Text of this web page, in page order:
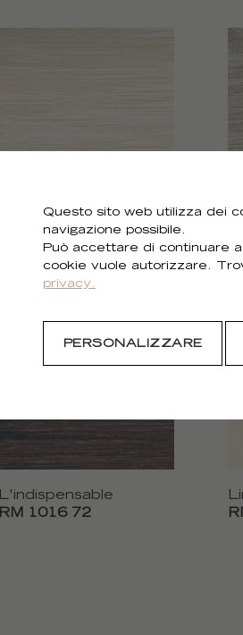
L'indispensable
RM 1016 02
L'indispensable
RM 1016 72
Questo sito web utilizza dei
navigazione possibile.
Può accettare di continuare
cookie vuole autorizzare.
privacy.
PERSONALIZZARE